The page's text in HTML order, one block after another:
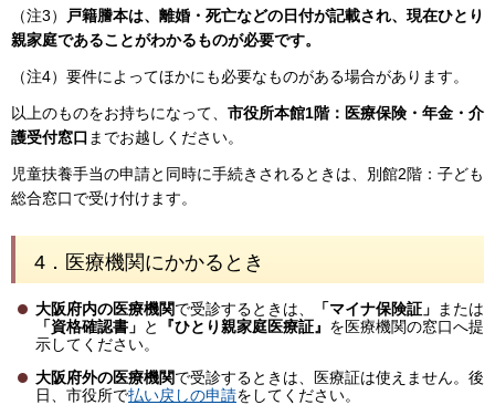
（注3）
戸籍謄本は、離婚・死亡などの日付が記載され、現在ひとり
親家庭であることがわかるものが必要です。
（注4）要件によってほかにも必要なものがある場合があります。
以上のものをお持ちになって、 市役所本館1階：医療保険・年金・介
護受付窓口 までお越しください。
児童扶養手当の申請と同時に手続きされるときは、別館2階：子ども
総合窓口で受け付けます。
4． 医療機関にかかるとき
大阪府内の医療機関で受診するときは、 「マイナ保険証」
または
「資格確認書」 と 『ひとり親家庭医療証』 を医療機関の窓口へ提
示してください。
大阪府外の医療機関で受診するときは、医療証は使えません。後
日、市役所で払い戻しの申請をしてください。